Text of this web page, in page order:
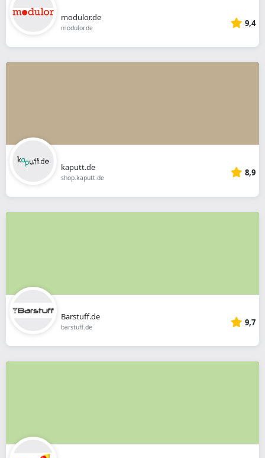
modulor.de
modulor.de 9,4
kaputt.de
shop.kaputt.de 8,9
Barstuff.de
barstuff.de 9,7